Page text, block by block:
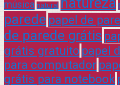
música natural
parede papel de
de parede grátis
grátis gratuito papel
para computador
grátis para notebook